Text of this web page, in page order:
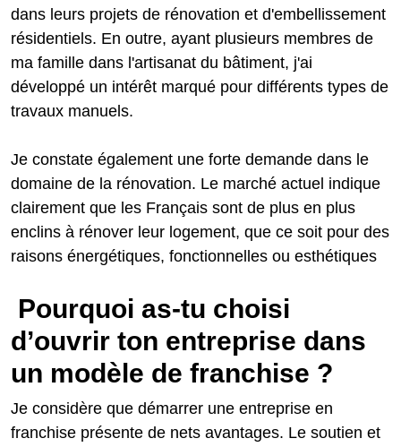
dans leurs projets de rénovation et d'embellissement
résidentiels. En outre, ayant plusieurs membres de
ma famille dans l'artisanat du bâtiment, j'ai
développé un intérêt marqué pour différents types de
travaux manuels.
Je constate également une forte demande dans le
domaine de la rénovation. Le marché actuel indique
clairement que les Français sont de plus en plus
enclins à rénover leur logement, que ce soit pour des
raisons énergétiques, fonctionnelles ou esthétiques
Pourquoi as-tu choisi
d’ouvrir ton entreprise dans
un modèle de franchise ?
Je considère que démarrer une entreprise en
franchise présente de nets avantages. Le soutien et